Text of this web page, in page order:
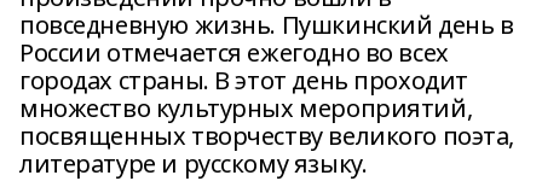
повседневную жизнь. Пушкинский день в
России отмечается ежегодно во всех
городах страны. В этот день проходит
множество культурных мероприятий,
посвященных творчеству великого поэта,
литературе и русскому языку.